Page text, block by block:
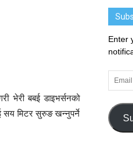
भेरी बबई डाइभर्सनको
सय मिटर सुरुङ खन्नुपर्ने
Enter
Email